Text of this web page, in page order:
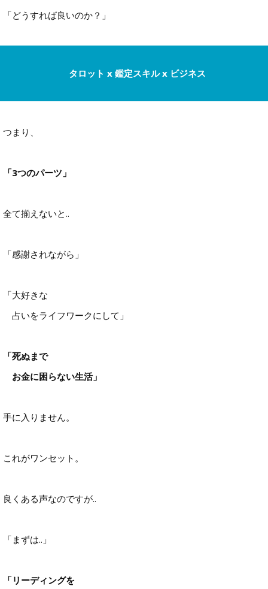
「どうすれば良いのか？」
タロット x 鑑定スキル x ビジネス
つまり、
「3つのパーツ」
全て揃えないと..
「感謝されながら」
「大好きな
占いをライフワークにして」
「死ぬまで
お金に困らない生活」
手に入りません。
これがワンセット。
良くある声なのですが..
「まずは..」
「リーディングを